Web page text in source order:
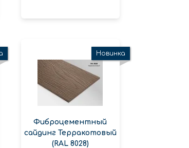
Фиброцементный
сайдинг Терракотовый
(RAL 8028)
Новинка